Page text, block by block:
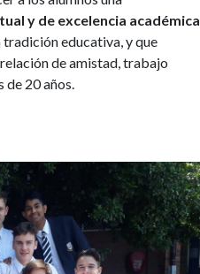
y de excelencia académica
educativa, y que
de amistad, trabajo
de 20 años.